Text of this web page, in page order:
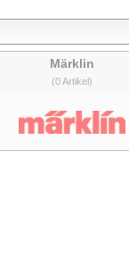
Märklin
(0 Artikel)